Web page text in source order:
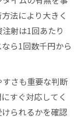
東区のポイン
の費用管理
リア最新動向
策最新トレン
法により大きく
射は1回あたり
ら1回数千円から
さも重要な判断
すぐ対応してく
られるかを確認